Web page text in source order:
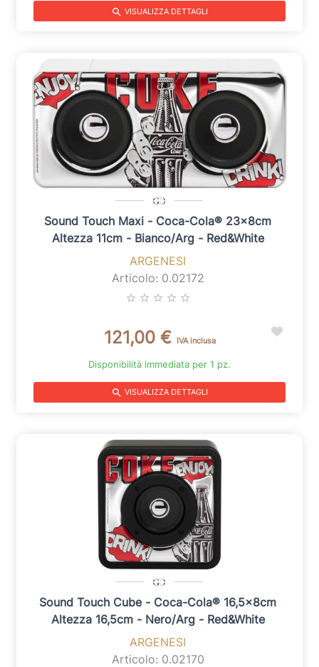
search VISUALIZZA DETTAGLI
Sound Touch Maxi - Coca-Cola® 23x8cm
Altezza 11cm - Bianco/arg - Red&white
ARGENESI
Articolo: 0.02172
star_border star_border star_border star_border star_border
121,00 € IVA inclusa
Disponibilità immediata per 1 pz.
search VISUALIZZA DETTAGLI
Sound Touch Cube - Coca-Cola® 16,5x8cm
Altezza 16,5cm - Nero/arg - Red&white
ARGENESI
Articolo: 0.02170